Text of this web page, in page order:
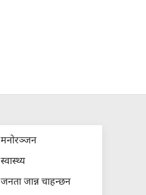
मनोरञ्जन
स्वास्थ्य
जनता जान्न चाहन्छन